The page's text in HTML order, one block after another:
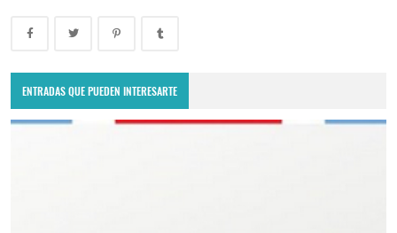
ENTRADAS QUE PUEDEN INTERESARTE